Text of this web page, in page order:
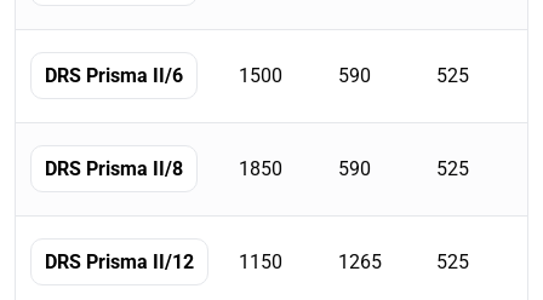
DRS Prisma II/6 1500 590 525
DRS Prisma II/8 1850 590 525
DRS Prisma II/12 1150 1265 525